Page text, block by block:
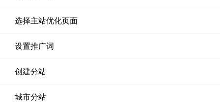
选择主站优化页面
设置推广词
创建分站
城市分站